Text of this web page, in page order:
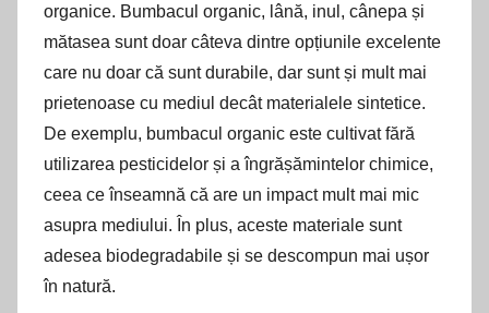
organice. Bumbacul organic, lână, inul, cânepa și
mătasea sunt doar câteva dintre opțiunile excelente
care nu doar că sunt durabile, dar sunt și mult mai
prietenoase cu mediul decât materialele sintetice.
De exemplu, bumbacul organic este cultivat fără
utilizarea pesticidelor și a îngrășămintelor chimice,
ceea ce înseamnă că are un impact mult mai mic
asupra mediului. În plus, aceste materiale sunt
adesea biodegradabile și se descompun mai ușor
în natură.